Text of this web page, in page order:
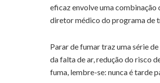
eficaz envolve uma combinação
diretor médico do programa de
Parar de fumar traz uma série
da falta de ar, redução do risco
fuma, lembre-se: nunca é tarde